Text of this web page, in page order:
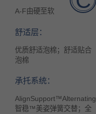
A-F由硬至软
舒适层：
优质舒适泡棉；舒适贴合
泡棉
承托系统：
AlignSupport™Alternating
智稳™美姿弹簧交替；全